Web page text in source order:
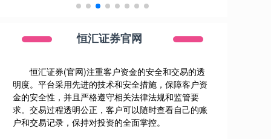
恒汇证券官网
恒汇证券(官网)注重客户资金的安全和交易的透
明度。平台采用先进的技术和安全措施，保障客户资
金的安全性，并且严格遵守相关法律法规和监管要
求。交易过程透明公正，客户可以随时查看自己的账
户和交易记录，保持对投资的全面掌控。